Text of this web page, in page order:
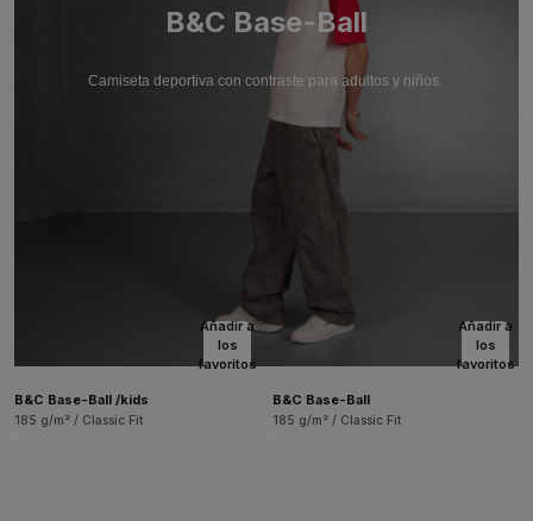
B&C Base-Ball
Camiseta deportiva con contraste para adultos y niños.
Añadir a
los
favoritos
B&C Base-Ball /kids
185 g/m² / Classic Fit
Añadir a
los
favoritos
B&C Base-Ball
185 g/m² / Classic Fit